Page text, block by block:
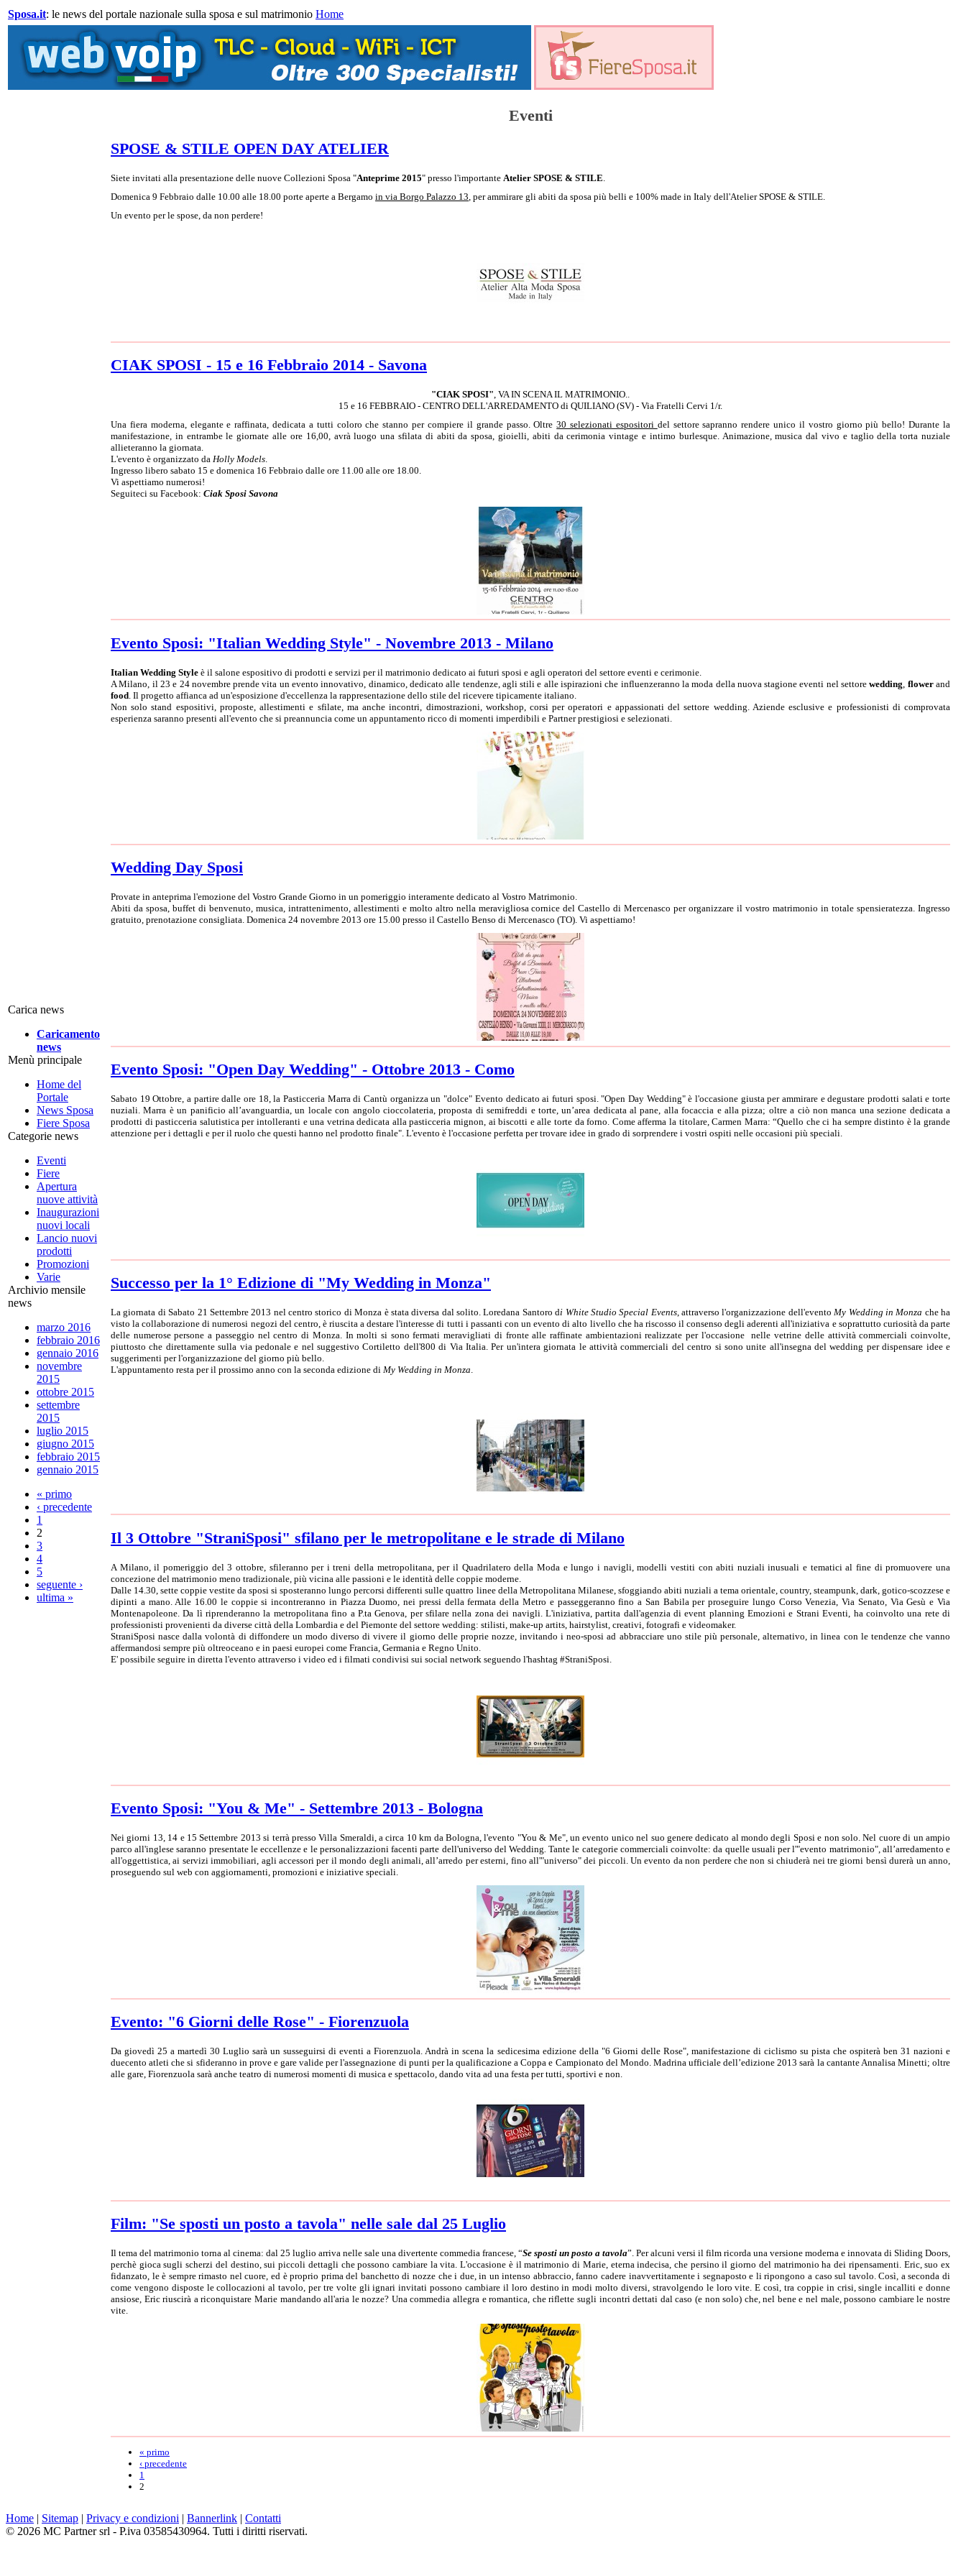
Sposa.it: le news del portale nazionale sulla sposa e sul matrimonio Home
Carica news
Caricamento
news
Menù principale
Home del
Portale
News Sposa
Fiere Sposa
Categorie news
Eventi
Fiere
Apertura
nuove attività
Inaugurazioni
nuovi locali
Lancio nuovi
prodotti
Promozioni
Varie
Archivio mensile
news
marzo 2016
febbraio 2016
gennaio 2016
novembre
2015
ottobre 2015
settembre
2015
luglio 2015
giugno 2015
febbraio 2015
gennaio 2015
« primo
‹ precedente
1
2
3
4
5
seguente ›
ultima »
Eventi
SPOSE & STILE OPEN DAY ATELIER
Siete invitati alla presentazione delle nuove Collezioni Sposa "Anteprime 2015" presso l'importante Atelier SPOSE & STILE.
Domenica 9 Febbraio dalle 10.00 alle 18.00 porte aperte a Bergamo in via Borgo Palazzo 13, per ammirare gli abiti da sposa più belli e 100% made in Italy dell'Atelier SPOSE & STILE.
Un evento per le spose, da non perdere!
CIAK SPOSI - 15 e 16 Febbraio 2014 - Savona
"CIAK SPOSI" , VA IN SCENA IL MATRIMONIO..
15 e 16 FEBBRAIO - CENTRO DELL'ARREDAMENTO di QUILIANO (SV) - Via Fratelli Cervi 1/r.
Una fiera moderna, elegante e raffinata, dedicata a tutti coloro che stanno per compiere il grande passo. Oltre30 selezionati espositori del settore sapranno rendere unico il vostro giorno più bello! Durante la
manifestazione, in entrambe le giornate alle ore 16,00, avrà luogo una sfilata di abiti da sposa, gioielli, abiti da cerimonia vintage e intimo burlesque. Animazione, musica dal vivo e taglio della torta nuziale
allieteranno la giornata.
L'evento è organizzato da Holly Models
Ingresso libero sabato 15 e domenica 16 Febbraio dalle ore 11.00 alle ore 18.00.
Vi aspettiamo numerosi!
Seguiteci su Facebook: Ciak Sposi Savona
Evento Sposi: "Italian Wedding Style" - Novembre 2013 - Milano
Italian Wedding Style è il salone espositivo di prodotti e servizi per il matrimonio dedicato ai futuri sposi e agli operatori del settore eventi e cerimonie.
A Milano, il 23 e 24 novembre prende vita un evento innovativo, dinamico, dedicato alle tendenze, agli stili e alle ispirazioni che influenzeranno la moda della nuova stagione eventi nel settorewedding flowerand
food . Il progetto affianca ad un'esposizione d'eccellenza la rappresentazione dello stile del ricevere tipicamente italiano.
Non solo stand espositivi, proposte, allestimenti e sfilate, ma anche incontri, dimostrazioni, workshop, corsi per operatori e appassionati del settore wedding. Aziende esclusive e professionisti di comprovata
esperienza saranno presenti all'evento che si preannuncia come un appuntamento ricco di momenti imperdibili e Partner prestigiosi e selezionati.
Wedding Day Sposi
Provate in anteprima l'emozione del Vostro Grande Giorno in un pomeriggio interamente dedicato al Vostro Matrimonio.
Abiti da sposa, buffet di benvenuto, musica, intrattenimento, allestimenti e molto altro nella meravigliosa cornice del Castello di Mercenasco per organizzare il vostro matrimonio in totale spensieratezza. Ingresso
gratuito, prenotazione consigliata. Domenica 24 novembre 2013 ore 15.00 presso il Castello Benso di Mercenasco (TO). Vi aspettiamo!
Evento Sposi: "Open Day Wedding" - Ottobre 2013 - Como
Sabato 19 Ottobre, a partire dalle ore 18, la Pasticceria Marra di Cantù organizza un "dolce" Evento dedicato ai futuri sposi. "Open Day Wedding" è l'occasione giusta per ammirare e degustare prodotti salati e torte
nuziali. Marra è un panificio all’avanguardia, un locale con angolo cioccolateria, proposta di semifreddi e torte, un’area dedicata al pane, alla focaccia e alla pizza; oltre a ciò non manca una sezione dedicata a
prodotti di pasticceria salutistica per intolleranti e una vetrina dedicata alla pasticceria mignon, ai biscotti e alle torte da forno. Come afferma la titolare, Carmen Marra: “Quello che ci ha sempre distinto è la grande
attenzione per i dettagli e per il ruolo che questi hanno nel prodotto finale". L'evento è l'occasione perfetta per trovare idee in grado di sorprendere i vostri ospiti nelle occasioni più speciali.
Successo per la 1° Edizione di "My Wedding in Monza"
La giornata di Sabato 21 Settembre 2013 nel centro storico di Monza è stata diversa dal solito. Loredana Santoro di White Studio Special Events, attraverso l'organizzazione dell'evento My Wedding in Monza che ha
visto la collaborazione di numerosi negozi del centro, è riuscita a destare l'interesse di tutti i passanti con un evento di alto livello che ha riscosso il consenso degli aderenti all'iniziativa e soprattutto curiosità da parte
delle numerose persone a passeggio nel centro di Monza. In molti si sono fermati meravigliati di fronte alle raffinate ambientazioni realizzate per l'occasione nelle vetrine delle attività commerciali coinvolte,
piuttosto che direttamente sulla via pedonale e nel suggestivo Cortiletto dell'800 di Via Italia. Per un'intera giornata le attività commerciali del centro si sono unite all'insegna del wedding per dispensare idee e
suggerimenti per l'organizzazione del giorno più bello.
L'appuntamento resta per il prossimo anno con la seconda edizione di My Wedding in Monza
Il 3 Ottobre "StraniSposi" sfilano per le metropolitane e le strade di Milano
A Milano, il pomeriggio del 3 ottobre, sfileranno per i treni della metropolitana, per il Quadrilatero della Moda e lungo i navigli, modelli vestiti con abiti nuziali inusuali e tematici al fine di promuovere una
concezione del matrimonio meno tradizionale, più vicina alle passioni e le identità delle coppie moderne.
Dalle 14.30, sette coppie vestite da sposi si sposteranno lungo percorsi differenti sulle quattro linee della Metropolitana Milanese, sfoggiando abiti nuziali a tema orientale, country, steampunk, dark, gotico-scozzese e
dipinti a mano. Alle 16.00 le coppie si incontreranno in Piazza Duomo, nei pressi della fermata della Metro e passeggeranno fino a San Babila per proseguire lungo Corso Venezia, Via Senato, Via Gesù e Via
Montenapoleone. Da lì riprenderanno la metropolitana fino a P.ta Genova, per sfilare nella zona dei navigli. L'iniziativa, partita dall'agenzia di event planning Emozioni e Strani Eventi, ha coinvolto una rete di
professionisti provenienti da diverse città della Lombardia e del Piemonte del settore wedding: stilisti, make-up artits, hairstylist, creativi, fotografi e videomaker.
StraniSposi nasce dalla volontà di diffondere un modo diverso di vivere il giorno delle proprie nozze, invitando i neo-sposi ad abbracciare uno stile più personale, alternativo, in linea con le tendenze che vanno
affermandosi sempre più oltreoceano e in paesi europei come Francia, Germania e Regno Unito.
E' possibile seguire in diretta l'evento attraverso i video ed i filmati condivisi sui social network seguendo l'hashtag #StraniSposi.
Evento Sposi: "You & Me" - Settembre 2013 - Bologna
Nei giorni 13, 14 e 15 Settembre 2013 si terrà presso Villa Smeraldi, a circa 10 km da Bologna, l'evento "You & Me", un evento unico nel suo genere dedicato al mondo degli Sposi e non solo. Nel cuore di un ampio
parco all'inglese saranno presentate le eccellenze e le personalizzazioni facenti parte dell'universo del Wedding.Tante le categorie commerciali coinvolte: da quelle usuali per l'"evento matrimonio", all’arredamento e
all'oggettistica, ai servizi immobiliari, agli accessori per il mondo degli animali, all’arredo per esterni, fino all'"universo" dei piccoli. Un evento da non perdere che non si chiuderà nei tre giorni bensì durerà un anno,
proseguendo sul web con aggiornamenti, promozioni e iniziative speciali.
Evento: "6 Giorni delle Rose" - Fiorenzuola
Da giovedì 25 a martedì 30 Luglio sarà un susseguirsi di eventi a Fiorenzuola. Andrà in scena la sedicesima edizione della "6 Giorni delle Rose", manifestazione di ciclismo su pista che ospiterà ben 31 nazioni e
duecento atleti che si sfideranno in prove e gare valide per l'assegnazione di punti per la qualificazione a Coppa e Campionato del Mondo. Madrina ufficiale dell’edizione 2013 sarà la cantante Annalisa Minetti; oltre
alle gare, Fiorenzuola sarà anche teatro di numerosi momenti di musica e spettacolo, dando vita ad una festa per tutti, sportivi e non.
Film: "Se sposti un posto a tavola" nelle sale dal 25 Luglio
Il tema del matrimonio torna al cinema: dal 25 luglio arriva nelle sale una divertente commedia francese, “Se sposti un posto a tavola”. Per alcuni versi il film ricorda una versione moderna e innovata di Sliding Doors,
perchè gioca sugli scherzi del destino, sui piccoli dettagli che possono cambiare la vita. L'occasione è il matrimonio di Marie, eterna indecisa, che persino il giorno del matrimonio ha dei ripensamenti. Eric, suo ex
fidanzato, le è sempre rimasto nel cuore, ed è proprio prima del banchetto di nozze che i due, in un intenso abbraccio, fanno cadere inavvertitamente i segnaposto e li ripongono a caso sul tavolo. Così, a seconda di
come vengono disposte le collocazioni al tavolo, per tre volte gli ignari invitati possono cambiare il loro destino in modi molto diversi, stravolgendo le loro vite. E così, tra coppie in crisi, single incalliti e donne
ansiose, Eric riuscirà a riconquistare Marie mandando all'aria le nozze? Una commedia allegra e romantica, che riflette sugli incontri dettati dal caso (e non solo) che, nel bene e nel male, possono cambiare le nostre
vite.
« primo
‹ precedente
1
2
Home | Sitemap | Privacy e condizioni | Bannerlink | Contatti
© 2026 MC Partner srl - P.iva 03585430964. Tutti i diritti riservati.